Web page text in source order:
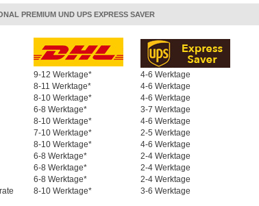
PREMIUM UND UPS EXPRESS SAVER
9-12 Werktage*
4-6 Werktage
8-11 Werktage*
4-6 Werktage
8-10 Werktage*
4-6 Werktage
6-8 Werktage*
3-7 Werktage
8-10 Werktage*
4-6 Werktage
7-10 Werktage*
2-5 Werktage
8-10 Werktage*
4-6 Werktage
6-8 Werktage*
2-4 Werktage
6-8 Werktage*
2-4 Werktage
6-8 Werktage*
2-4 Werktage
8-10 Werktage* 3-6 Werktage